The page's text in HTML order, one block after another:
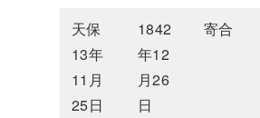
天保
13年
11月
25日
1842
年12
月26
日
寄合